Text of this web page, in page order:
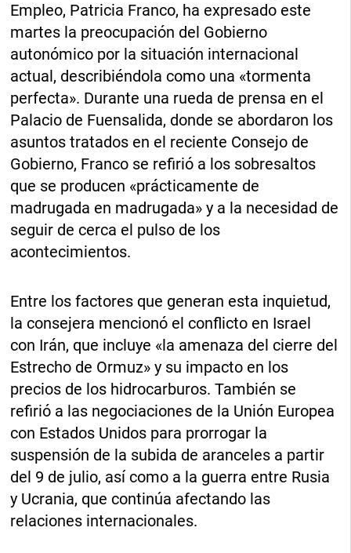
Empleo, Patricia Franco, ha expresado este
martes la preocupación del Gobierno
autonómico por la situación internacional
actual, describiéndola como una «tormenta
perfecta». Durante una rueda de prensa en el
Palacio de Fuensalida, donde se abordaron los
asuntos tratados en el reciente Consejo de
Gobierno, Franco se refirió a los sobresaltos
que se producen «prácticamente de
madrugada en madrugada» y a la necesidad de
seguir de cerca el pulso de los
acontecimientos.
Entre los factores que generan esta inquietud,
la consejera mencionó el conflicto en Israel
con Irán, que incluye «la amenaza del cierre del
Estrecho de Ormuz» y su impacto en los
precios de los hidrocarburos. También se
refirió a las negociaciones de la Unión Europea
con Estados Unidos para prorrogar la
suspensión de la subida de aranceles a partir
del 9 de julio, así como a la guerra entre Rusia
y Ucrania, que continúa afectando las
relaciones internacionales.